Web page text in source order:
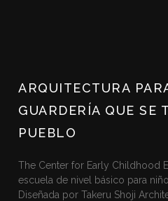
ARQUITECTURA
GUARDERÍA QUE SE
PUEBLO
The Center for Early Childhood
escuela de nivel básico para
Diseñada por Takeru Shoji